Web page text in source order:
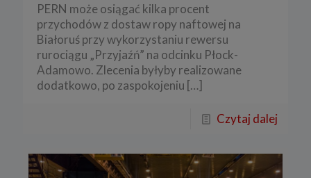
PERN może osiągać kilka procent
przychodów z dostaw ropy naftowej na
Białoruś przy wykorzystaniu rewersu
rurociągu „Przyjaźń” na odcinku Płock-
Adamowo. Zlecenia byłyby realizowane
dodatkowo, po zaspokojeniu […]
Czytaj dalej